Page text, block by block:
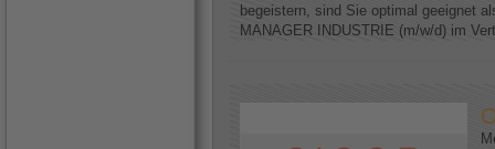
begeistern, sind Sie optimal geeignet
MANAGER INDUSTRIE (m/w/d) im